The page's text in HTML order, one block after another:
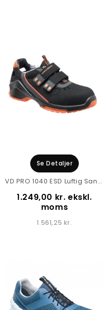
Se Detaljer
VD PRO 1040 ESD Luftig Sandal
1.249,00 kr. ekskl.
moms
1.561,25 kr.